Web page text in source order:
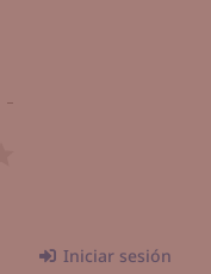
Iniciar sesión